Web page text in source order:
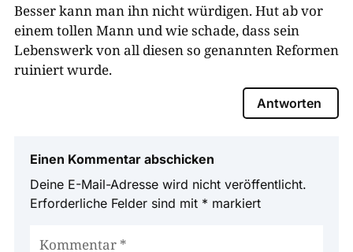
Besser kann man ihn nicht würdigen. Hut ab vor
einem tollen Mann und wie schade, dass sein
Lebenswerk von all diesen so genannten Reformen
ruiniert wurde.
Antworten
Einen Kommentar abschicken
Deine E-Mail-Adresse wird nicht veröffentlicht.
Erforderliche Felder sind mit * markiert